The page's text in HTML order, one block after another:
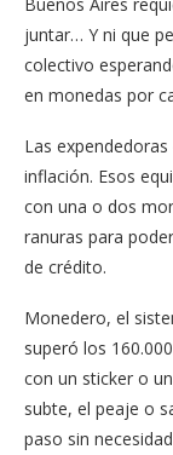
juntar… Y ni que
colectivo
en monedas por
Las
inflación. Esos
con una o dos
ranuras para
de crédito.
Monedero, el
superó los
con un sticker o
subte, el peaje o
paso sin